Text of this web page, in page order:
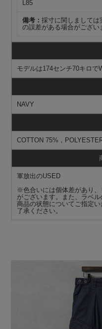
L85
備考： 採寸に関しましては
の誤差がある場合がござい
モデルは174センチ70キロで
NAVY
COTTON 75%，
軍放出のUSED
※色合いには個体差があり
がございます。また、ラベ
商品の状態についてご指定
了承ください。